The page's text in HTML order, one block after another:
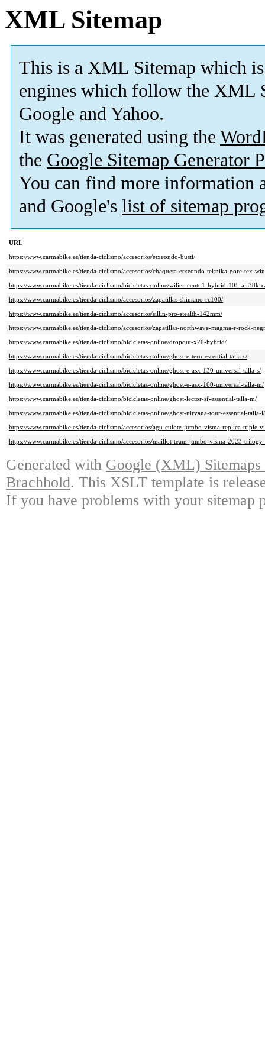
XML Sitemap
This is a XML Sitemap which is
engines which follow the XML
Google and Yahoo.
It was generated using the
the Google Sitemap Generator
You can find more information
and Google's list of sitemap
URL
https://www.carmabike.es/tienda-ciclismo/accesorios/etxeondo-busti/
https://www.carmabike.es/tienda-ciclismo/accesorios/chaqueta-etxeondo-teknika-gore-tex-
https://www.carmabike.es/tienda-ciclismo/bicicletas-online/wilier-cento1-hybrid-105-air38k-
https://www.carmabike.es/tienda-ciclismo/accesorios/zapatillas-shimano-rc100/
https://www.carmabike.es/tienda-ciclismo/accesorios/sillin-pro-stealth-142mm/
https://www.carmabike.es/tienda-ciclismo/accesorios/zapatillas-northwave-magma-r-rock-
https://www.carmabike.es/tienda-ciclismo/bicicletas-online/dropout-x20-hybrid/
https://www.carmabike.es/tienda-ciclismo/bicicletas-online/ghost-e-teru-essential-talla-s/
https://www.carmabike.es/tienda-ciclismo/bicicletas-online/ghost-e-asx-130-universal-talla-s/
https://www.carmabike.es/tienda-ciclismo/bicicletas-online/ghost-e-asx-160-universal-talla-m/
https://www.carmabike.es/tienda-ciclismo/bicicletas-online/ghost-lector-sf-essential-talla-m/
https://www.carmabike.es/tienda-ciclismo/bicicletas-online/ghost-nirvana-tour-essential-talla-l/
https://www.carmabike.es/tienda-ciclismo/accesorios/agu-culote-jumbo-visma-replica-triple-
https://www.carmabike.es/tienda-ciclismo/accesorios/maillot-team-jumbo-visma-2023-
Generated with Google (XML)
Brachhold. This XSLT template is
If you have problems with your sitemap